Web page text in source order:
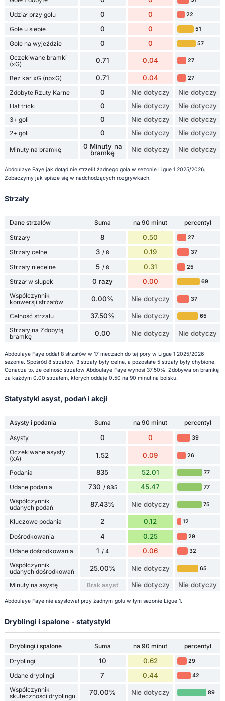
Udział przy golu 0 0 22
Gole u siebie 0 0 51
Gole na wyjeździe 0 0 57
Oczekiwane bramki
(xG)
0.71 0.04 27
Bez kar xG (npxG) 0.71 0.04 27
Zdobyte Rzuty Karne 0 Nie dotyczy Nie dotyczy
Hat tricki 0 Nie dotyczy Nie dotyczy
3+ goli 0 Nie dotyczy Nie dotyczy
2+ goli 0 Nie dotyczy Nie dotyczy
Minuty na bramkę
0 Minuty na
bramkę
Nie dotyczy Nie dotyczy
Abdoulaye Faye jak dotąd nie strzelił żadnego gola w sezonie Ligue 1 2025/2026.
Zobaczymy jak spisze się w nadchodzących rozgrywkach.
Strzały
Dane strzałów Suma na 90 minut
percentyl
Strzały
8 0.50 27
Strzały celne 3 / 8 0.19 37
Strzały niecelne 5 / 8 0.31 25
Strzał w słupek 0 razy 0.00 69
Współczynnik
konwersji strzałów
0.00% Nie dotyczy 37
Celność strzału 37.50% Nie dotyczy 65
Strzały na Zdobytą
bramkę
0.00 Nie dotyczy Nie dotyczy
Abdoulaye Faye oddał 8 strzałów w 17 meczach do tej pory w Ligue 1 2025/2026
sezonie. Spośród 8 strzałów, 3 strzały były celne, a pozostałe 5 strzały były chybione.
Oznacza to, że celność strzałów Abdoulaye Faye wynosi 37.50%. Zdobywa on bramkę
za każdym 0.00 strzałem, których oddaje 0.50 na 90 minut na boisku.
Statystyki asyst, podań i akcji
Asysty i podania Suma na 90 minut
percentyl
Asysty
0 0 39
Oczekiwane asysty
(xA)
1.52 0.09 26
Podania 835 52.01 77
Udane podania 730 / 835 45.47 77
Współczynnik
udanych podań
87.43% Nie dotyczy 75
Kluczowe podania 2 0.12 12
Dośrodkowania 4 0.25 29
Udane dośrodkowania 1 / 4 0.06 32
Współczynnik
udanych dośrodkowań
25.00% Nie dotyczy 65
Minuty na asystę Brak asyst Nie dotyczy Nie dotyczy
Abdoulaye Faye nie asystował przy żadnym golu w tym sezonie Ligue 1.
Dryblingi i spalone - statystyki
Dryblingi i spalone Suma na 90 minut
percentyl
Dryblingi
10 0.62 29
Udane dryblingi 7 0.44 42
Współczynnik
skuteczności dryblingu
70.00% Nie dotyczy 89